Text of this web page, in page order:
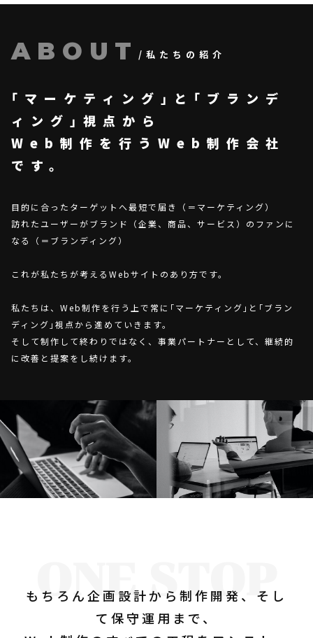
ABOUT /私たちの紹介
｢マーケティング｣と｢ブランデ
ィング｣視点から
Web制作を行うWeb制作会社
です。
目的に合ったターゲットへ最短で届き（＝マーケティング）
訪れたユーザーがブランド（企業、商品、サービス）のファンに
なる（＝ブランディング）
これが私たちが考えるWebサイトのあり方です。
私たちは、Web制作を行う上で常に｢マーケティング｣と｢ブラン
ディング｣視点から進めていきます。
そして制作して終わりではなく、事業パートナーとして、継続的
に改善と提案をし続けます。
ONE STOP
もちろん企画設計から制作開発、そし
て保守運用まで、